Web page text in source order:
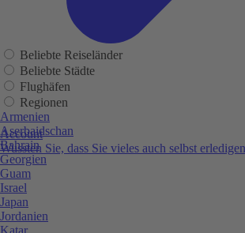
Account
Wussten Sie, dass Sie vieles auch selbst
Beliebte Reiseländer
Beliebte Städte
Flughäfen
Regionen
Armenien
Aserbaidschan
Bahrain
Georgien
Guam
Israel
Japan
Jordanien
Katar